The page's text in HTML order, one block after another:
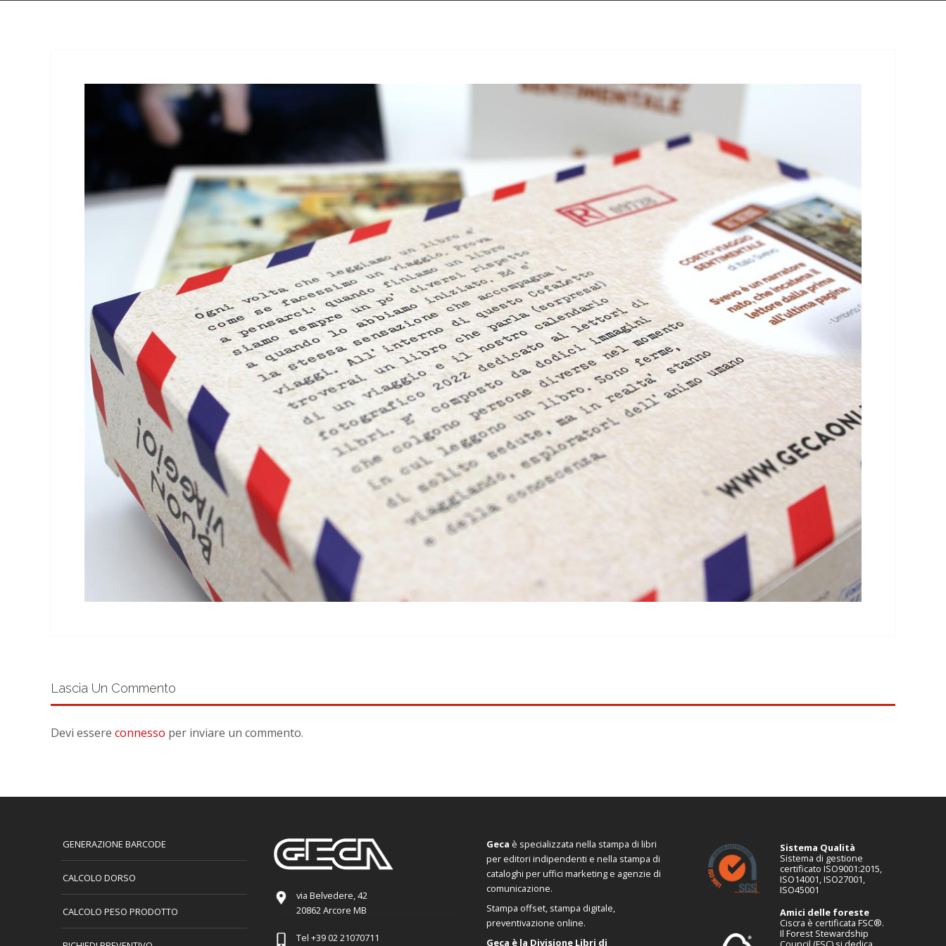
Lascia Un Commento
Devi essere connesso per inviare un commento.
GENERAZIONE BARCODE
CALCOLO DORSO
CALCOLO PESO PRODOTTO
via Belvedere, 42
20862 Arcore MB
Tel +39 02 21070711
Geca è specializzata nella stampa di libri
per editori indipendenti e nella stampa di
cataloghi per uffici marketing e agenzie di
comunicazione.
Stampa offset, stampa digitale,
preventivazione online.
Geca è la Divisione Libri di
Sistema Qualità
Sistema di gestione
certificato ISO9001:2015,
ISO14001, ISO27001,
ISO45001
Amici delle foreste
Ciscra è certificata FSC®.
Il Forest Stewardship